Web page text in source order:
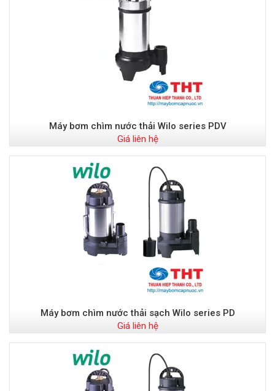
Máy bơm chìm nước thải Wilo series PDV
Giá liên hệ
Máy bơm chìm nước thải sạch Wilo series PD
Giá liên hệ